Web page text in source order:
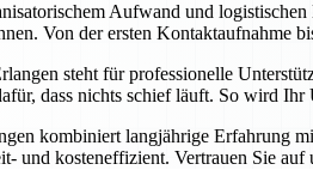
Aufwand und
Von der ersten Kontaktaufnahme
steht für professionelle
dass nichts schief läuft. So wird Ihr
kombiniert langjährige Erfahrung
und kosteneffizient. Vertrauen Sie